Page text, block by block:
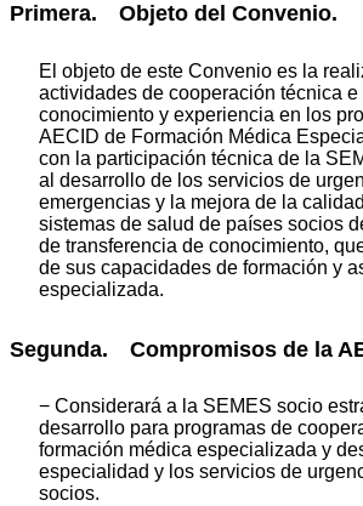
Primera. Objeto del Convenio.
El objeto de este Convenio es la
actividades de cooperación técnica
conocimiento y experiencia en los
AECID de Formación Médica
con la participación técnica de la
al desarrollo de los servicios de
emergencias y la mejora de la
sistemas de salud de países socios
de transferencia de conocimiento,
de sus capacidades de formación y
especializada.
Segunda. Compromisos de la
− Considerará a la SEMES socio
desarrollo para programas de
formación médica especializada y
especialidad y los servicios de
socios.